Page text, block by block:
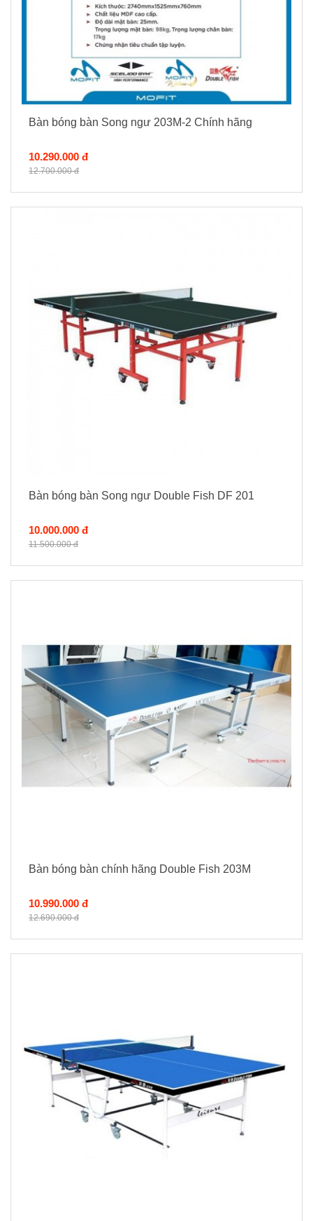
Bàn bóng bàn Song ngư 203M-2 Chính hãng
10.290.000 đ
12.700.000 đ
Bàn bóng bàn Song ngư Double Fish DF 201
10.000.000 đ
11.500.000 đ
Bàn bóng bàn chính hãng Double Fish 203M
10.990.000 đ
12.690.000 đ